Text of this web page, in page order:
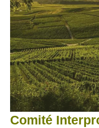
Comité